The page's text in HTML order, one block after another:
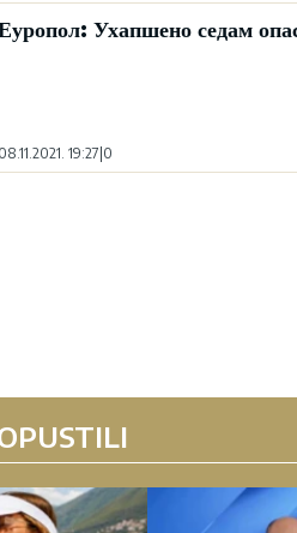
Ухапшено седам
08.11.2021. 19:27 0